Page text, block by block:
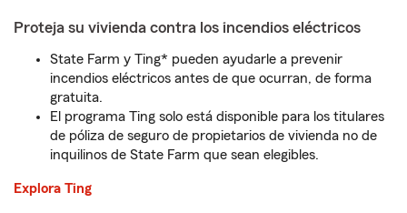
Proteja su vivienda contra los incendios eléctricos
State Farm y Ting* pueden ayudarle a prevenir
incendios eléctricos antes de que ocurran, de forma
gratuita.
El programa Ting solo está disponible para los titulares
de póliza de seguro de propietarios de vivienda no de
inquilinos de State Farm que sean elegibles.
Explora Ting